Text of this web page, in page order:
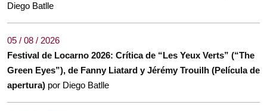
Diego Batlle
05 / 08 / 2026
Festival de Locarno 2026: Crítica de “Les Yeux Verts” (“The
Green Eyes”), de Fanny Liatard y Jérémy Trouilh (Película de
apertura) por Diego Batlle